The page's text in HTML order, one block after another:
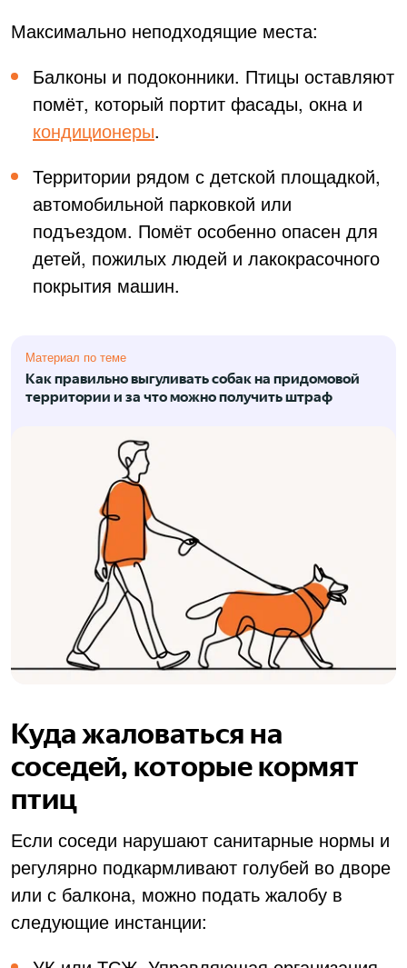
Максимально неподходящие места:
Балконы и подоконники. Птицы оставляют
помёт, который портит фасады, окна и
кондиционеры.
Территории рядом с детской площадкой,
автомобильной парковкой или
подъездом. Помёт особенно опасен для
детей, пожилых людей и лакокрасочного
покрытия машин.
Материал по теме
Как правильно выгуливать собак на придомовой
территории и за что можно получить штраф
Куда жаловаться на
соседей, которые кормят
птиц
Если соседи нарушают санитарные нормы и
регулярно подкармливают голубей во дворе
или с балкона, можно подать жалобу в
следующие инстанции: